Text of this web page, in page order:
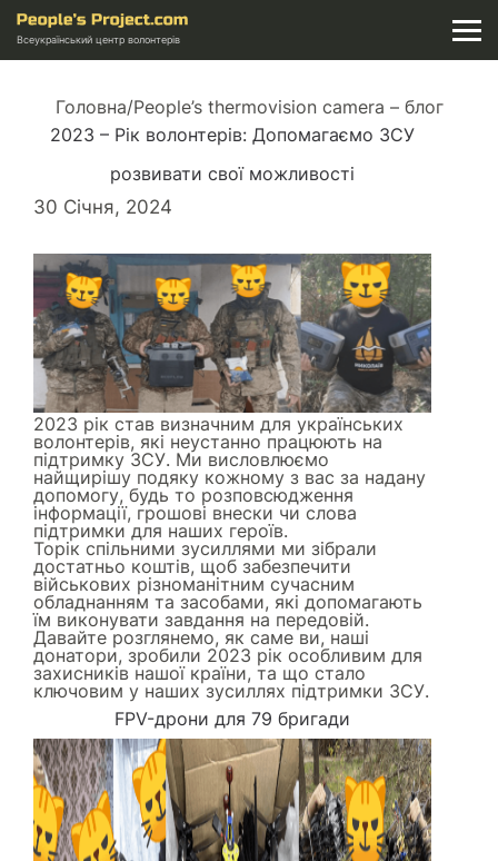
Всеукраїнський центр волонтерів
Головна/People’s thermovision camera – блог
2023 – Рік волонтерів: Допомагаємо ЗСУ
розвивати свої можливості
30 Січня, 2024
2023 рік став визначним для українських
волонтерів, які неустанно працюють на
підтримку ЗСУ. Ми висловлюємо
найщирішу подяку кожному з вас за надану
допомогу, будь то розповсюдження
інформації, грошові внески чи слова
підтримки для наших героїв.
Торік спільними зусиллями ми зібрали
достатньо коштів, щоб забезпечити
військових різноманітним сучасним
обладнанням та засобами, які допомагають
їм виконувати завдання на передовій.
Давайте розглянемо, як саме ви, наші
донатори, зробили 2023 рік особливим для
захисників нашої країни, та що стало
ключовим у наших зусиллях підтримки ЗСУ.
FPV-дрони для 79 бригади